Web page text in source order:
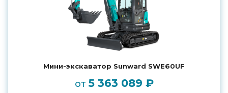
Мини-экскаватор Sunward SWE60UF
от5 363 089 ₽